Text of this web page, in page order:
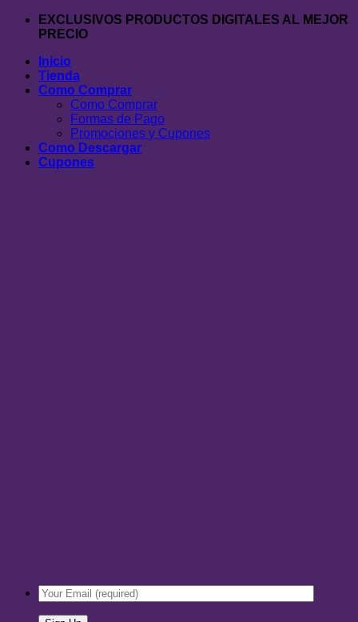
Saltar
EXCLUSIVOS PRODUCTOS DIGITALES AL MEJOR
PRECIO
Inicio
Tienda
Como Comprar
Como Comprar
Formas de Pago
Promociones y Cupones
Como Descargar
Cupones